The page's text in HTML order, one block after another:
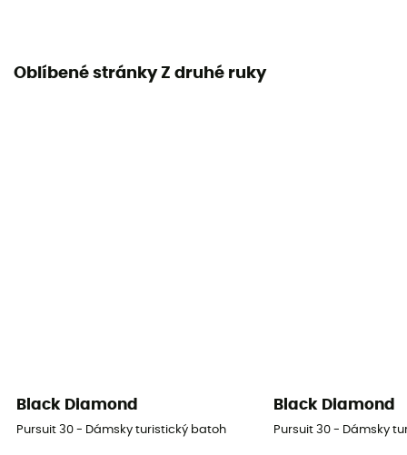
Oblíbené stránky Z druhé ruky
Black Diamond
Pursuit 30 - Dámsky turistický batoh
Black Diamond
Pursuit 30 - Dámsky